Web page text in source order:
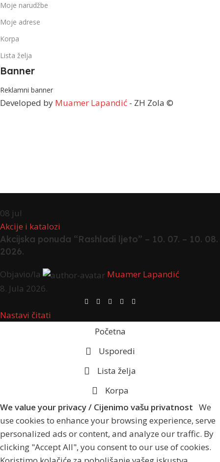
Moje narudžbe
Moje adrese
Korpa
Lista želja
Banner
Reklamni banner
Developed by Muamer Lapandić - ZH Zola ©
08 jul
Akcije i katalozi
Akcijska ponuda “Rashladi ljeto” – 10. 07. – 10. 08.
2026.
Objavio/la
Muamer Lapandić
8. Jula 2026.
Nastavi čitati
Početna
Usporedi
Lista želja
Korpa
We value your privacy / Cijenimo vašu privatnost We
use cookies to enhance your browsing experience, serve
personalized ads or content, and analyze our traffic. By
clicking "Accept All", you consent to our use of cookies.